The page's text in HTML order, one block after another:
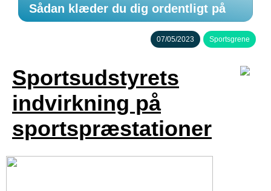
Sådan klæder du dig ordentligt på
07/05/2023 Sportsgrene
Sportsudstyrets
indvirkning på
sportspræstationer